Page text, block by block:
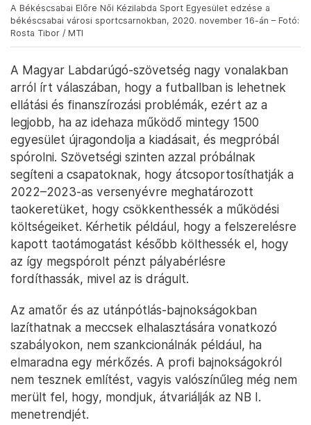
A Békéscsabai Előre Női Kézilabda Sport Egyesület edzése a
békéscsabai városi sportcsarnokban, 2020. november 16-án – Fotó:
Rosta Tibor / MTI
A Magyar Labdarúgó-szövetség nagy vonalakban
arról írt válaszában, hogy a futballban is lehetnek
ellátási és finanszírozási problémák, ezért az a
legjobb, ha az idehaza működő mintegy 1500
egyesület újragondolja a kiadásait, és megpróbál
spórolni. Szövetségi szinten azzal próbálnak
segíteni a csapatoknak, hogy átcsoportosíthatják a
2022–2023-as versenyévre meghatározott
taokeretüket, hogy csökkenthessék a működési
költségeiket. Kérhetik például, hogy a felszerelésre
kapott taotámogatást később költhessék el, hogy
az így megspórolt pénzt pályabérlésre
fordíthassák, mivel az is drágult.
Az amatőr és az utánpótlás-bajnokságokban
lazíthatnak a meccsek elhalasztására vonatkozó
szabályokon, nem szankcionálnák például, ha
elmaradna egy mérkőzés. A profi bajnokságokról
nem tesznek említést, vagyis valószínűleg még nem
merült fel, hogy, mondjuk, átvariálják az NB I.
menetrendjét.